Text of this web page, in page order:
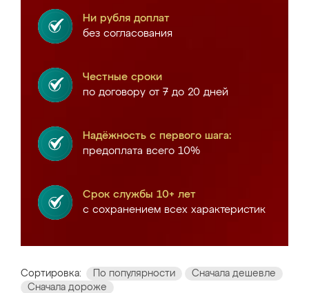
Ни рубля доплат
без согласования
Честные сроки
по договору от 7 до 20 дней
Надёжность с первого шага:
предоплата всего 10%
Срок службы 10+ лет
с сохранением всех характеристик
Сортировка: По популярности
Сначала дешевле
Сначала дороже